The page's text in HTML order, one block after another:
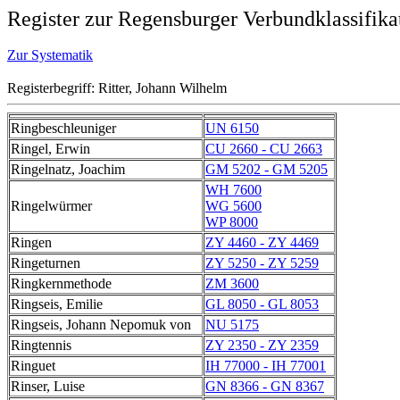
Register zur Regensburger
Zur Systematik
Registerbegriff: Ritter, Johann Wilhelm
Ringbeschleuniger
UN 6150
Ringel, Erwin
CU 2660 - CU 2663
Ringelnatz, Joachim
GM 5202 - GM 5205
Ringelwürmer
WH 7600
WG 5600
WP 8000
Ringen
ZY 4460 - ZY 4469
Ringeturnen
ZY 5250 - ZY 5259
Ringkernmethode
ZM 3600
Ringseis, Emilie
GL 8050 - GL 8053
Ringseis, Johann Nepomuk von
NU 5175
Ringtennis
ZY 2350 - ZY 2359
Ringuet
IH 77000 - IH 77001
Rinser, Luise
GN 8366 - GN 8367